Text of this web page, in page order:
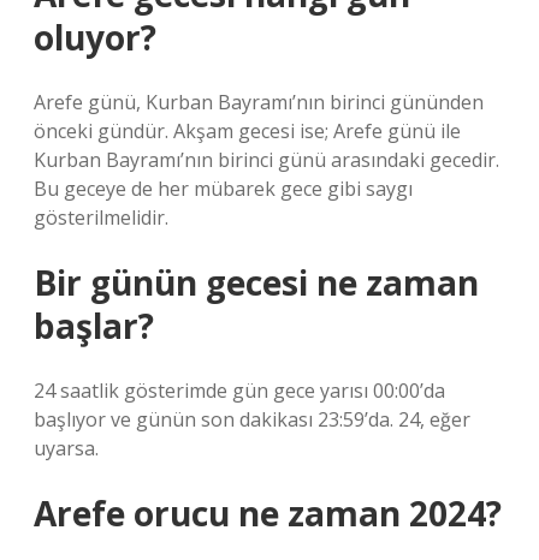
oluyor?
Arefe günü, Kurban Bayramı’nın birinci gününden
önceki gündür. Akşam gecesi ise; Arefe günü ile
Kurban Bayramı’nın birinci günü arasındaki gecedir.
Bu geceye de her mübarek gece gibi saygı
gösterilmelidir.
Bir günün gecesi ne zaman
başlar?
24 saatlik gösterimde gün gece yarısı 00:00’da
başlıyor ve günün son dakikası 23:59’da. 24, eğer
uyarsa.
Arefe orucu ne zaman 2024?